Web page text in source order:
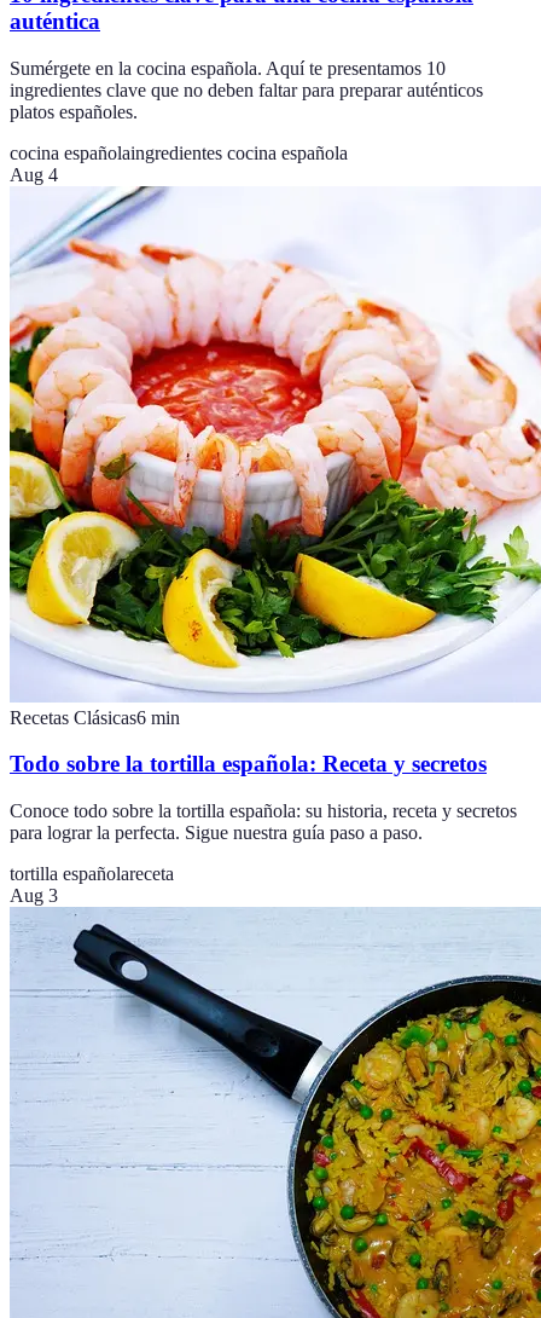
auténtica
Sumérgete en la cocina española. Aquí te presentamos 10
ingredientes clave que no deben faltar para preparar auténticos
platos españoles.
cocina españolaingredientes cocina española
Aug 4
Recetas Clásicas6 min
Todo sobre la tortilla española: Receta y secretos
Conoce todo sobre la tortilla española: su historia, receta y secretos
para lograr la perfecta. Sigue nuestra guía paso a paso.
tortilla españolareceta
Aug 3